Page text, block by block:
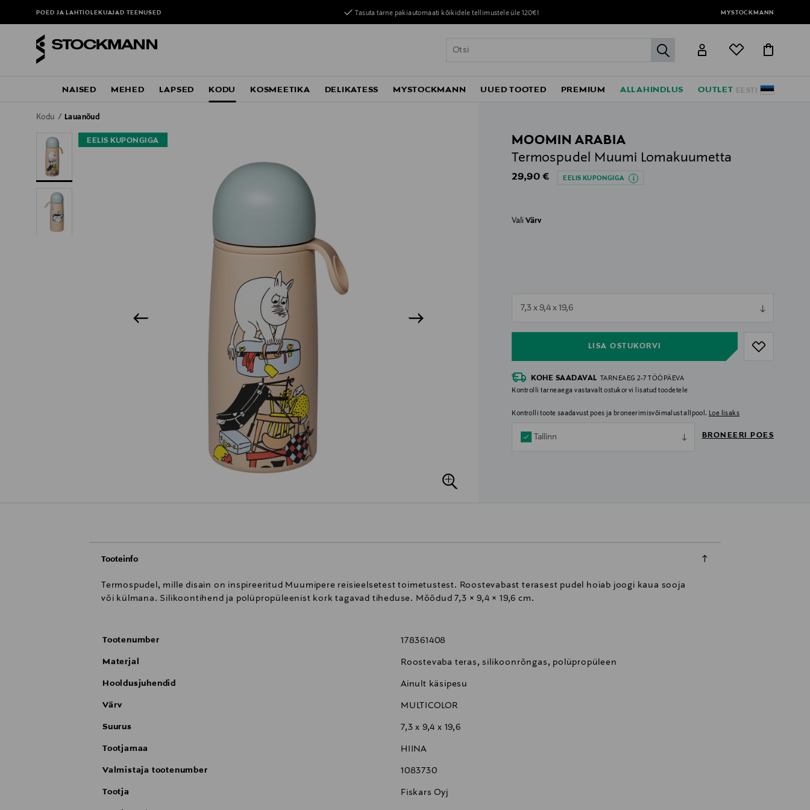
POED JA LAHTIOLEKUAJADTEENUSED Tasuta tarne pakiautomaati kõikidele tellimustele üle 120€! MYSTOCKMANN
label.header.go
EESTI
NAISED MEHED LAPSED KODU KOSMEETIKA DELIKATESS MYSTOCKMANN UUED TOOTED PREMIUM ALLAHINDLUS OUTLET
Kodu Lauanõud
EELIS KUPONGIGA
MOOMIN ARABIA
Termospudel Muumi Lomakuumetta
Original Price
29,90 € EELIS KUPONGIGA
ValiVärv
7,3 x 9,4 x 19,6
LISA OSTUKORVI
null
KOHE SAADAVAL
TARNEAEG 2-7 TÖÖPÄEVA
Kontrolli tarneaega vastavalt ostukorvi lisatud toodetele
Kontrolli toote saadavust poes ja broneerimisvõimalust allpool. Loe lisaks
Tallinn BRONEERI POES
Tooteinfo
Termospudel, mille disain on inspireeritud Muumipere reisieelsetest toimetustest. Roostevabast terasest pudel hoiab joogi kaua sooja
või külmana. Silikoontihend ja polüpropüleenist kork tagavad tiheduse. Mõõdud 7,3 × 9,4 × 19,6 cm.
Tootenumber 178361408
Materjal Roostevaba teras, silikoonrõngas, polüpropüleen
Hooldusjuhendid Ainult käsipesu
Värv MULTICOLOR
Suurus 7,3 x 9,4 x 19,6
Tootjamaa HIINA
Valmistaja tootenumber 1083730
Tootja Fiskars Oyj